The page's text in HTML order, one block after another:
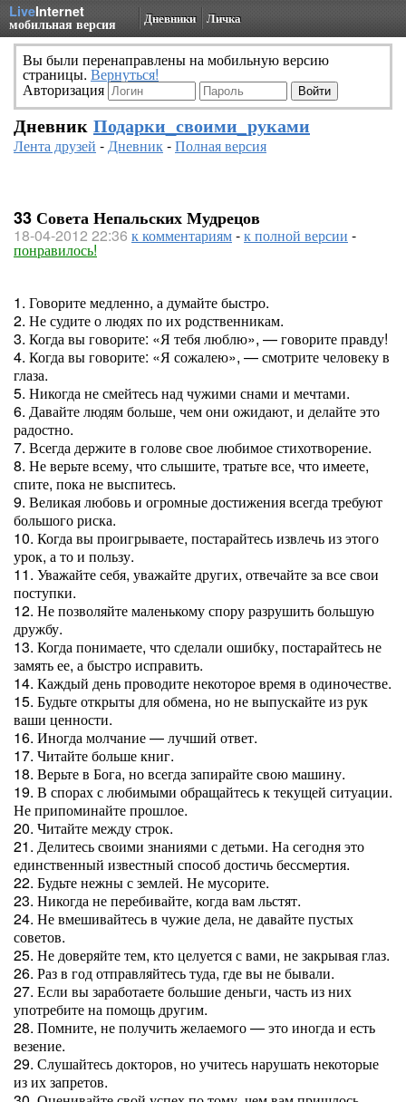
LiveInternet
мобильная версия Дневники Личка
Вы были перенаправлены на мобильную версию
страницы. Вернуться!
Авторизация
Дневник Подарки_своими_руками
Лента друзей -Дневник-Полная версия
33 Совета Непальских Мудрецов
18-04-2012 22:36 к комментариям-к полной версии -
понравилось!
1. Говорите медленно, а думайте быстро.
2. Не судите о людях по их родственникам.
3. Когда вы говорите: «Я тебя люблю», — говорите правду!
4. Когда вы говорите: «Я сожалею», — смотрите человеку в
глаза.
5. Никогда не смейтесь над чужими снами и мечтами.
6. Давайте людям больше, чем они ожидают, и делайте это
радостно.
7. Всегда держите в голове свое любимое стихотворение.
8. Не верьте всему, что слышите, тратьте все, что имеете,
спите, пока не выспитесь.
9. Великая любовь и огромные достижения всегда требуют
большого риска.
10. Когда вы проигрываете, постарайтесь извлечь из этого
урок, а то и пользу.
11. Уважайте себя, уважайте других, отвечайте за все свои
поступки.
12. Не позволяйте маленькому спору разрушить большую
дружбу.
13. Когда понимаете, что сделали ошибку, постарайтесь не
замять ее, а быстро исправить.
14. Каждый день проводите некоторое время в одиночестве.
15. Будьте открыты для обмена, но не выпускайте из рук
ваши ценности.
16. Иногда молчание — лучший ответ.
17. Читайте больше книг.
18. Верьте в Бога, но всегда запирайте свою машину.
19. В спорах с любимыми обращайтесь к текущей ситуации.
Не припоминайте прошлое.
20. Читайте между строк.
21. Делитесь своими знаниями с детьми. На сегодня это
единственный известный способ достичь бессмертия.
22. Будьте нежны с землей. Не мусорите.
23. Никогда не перебивайте, когда вам льстят.
24. Не вмешивайтесь в чужие дела, не давайте пустых
советов.
25. Не доверяйте тем, кто целуется с вами, не закрывая глаз.
26. Раз в год отправляйтесь туда, где вы не бывали.
27. Если вы заработаете большие деньги, часть из них
употребите на помощь другим.
28. Помните, не получить желаемого — это иногда и есть
везение.
29. Слушайтесь докторов, но учитесь нарушать некоторые
из их запретов.